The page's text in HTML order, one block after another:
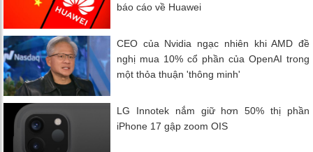
báo cáo về Huawei
CEO của Nvidia ngạc nhiên khi AMD đề
nghị mua 10% cổ phần của OpenAI trong
một thỏa thuận 'thông minh'
LG Innotek nắm giữ hơn 50% thị phần
iPhone 17 gập zoom OIS